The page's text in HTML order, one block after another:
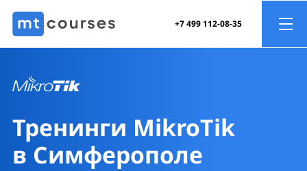
+7 499 112-08-35
Тренинги MikroTik
в Симферополе